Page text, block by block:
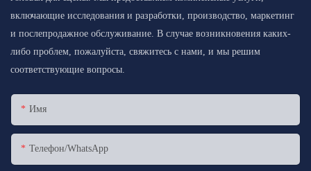
включающие исследования и разработки, производство, маркетинг
и послепродажное обслуживание. В случае возникновения каких-
либо проблем, пожалуйста, свяжитесь с нами, и мы решим
соответствующие вопросы.
Имя
Телефон/WhatsApp